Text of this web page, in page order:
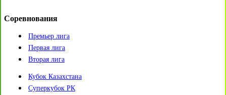
Соревнования
Премьер лига
Первая лига
Вторая лига
Кубок Казахстана
Суперкубок РК